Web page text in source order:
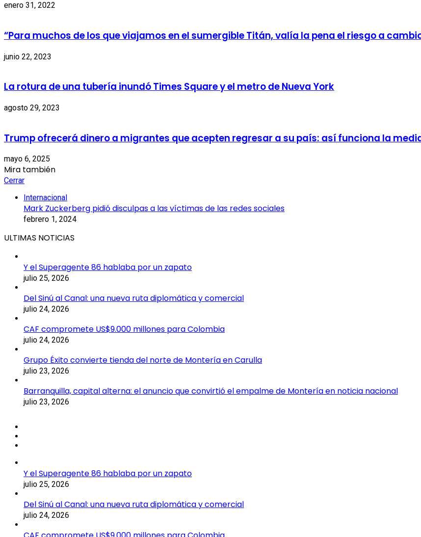
enero 31, 2022
“Para muchos de los que viajamos en el sumergible Titán, valía la pena el riesgo a
junio 22, 2023
La rotura de una tubería inundó Times Square y el metro de Nueva York
agosto 29, 2023
Trump ofrecerá dinero a migrantes que acepten regresar a su país: así funciona la
mayo 6, 2025
Mira también
Cerrar
Internacional
Mark Zuckerberg pidió disculpas a las víctimas de las redes sociales
febrero 1, 2024
ULTIMAS NOTICIAS
Y el Superagente 86 hablaba por un zapato
julio 25, 2026
Del Sinú al Canal: una nueva ruta diplomática y comercial
julio 24, 2026
CAF compromete US$9.000 millones para Colombia
julio 24, 2026
Grupo Éxito convierte tienda del norte de Montería en Carulla
julio 23, 2026
Barranquilla, capital alterna: el anuncio que convirtió el empalme de Montería en noticia nacional
julio 23, 2026
Y el Superagente 86 hablaba por un zapato
julio 25, 2026
Del Sinú al Canal: una nueva ruta diplomática y comercial
julio 24, 2026